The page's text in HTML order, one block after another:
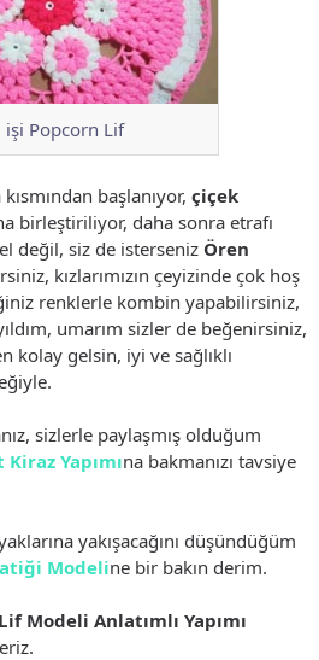
işi Popcorn Lif
başlanıyor, çiçek
birleştiriliyor, daha sonra etrafı
değil, siz de isterseniz Ören
kızlarımızın çeyizinde çok hoş
renklerle kombin yapabilirsiniz,
umarım sizler de beğenirsiniz,
kolay gelsin, iyi ve sağlıklı
sizlerle paylaşmış olduğum
Yapımına bakmanızı tavsiye
yakışacağını düşündüğüm
Modeline bir bakın derim.
Modeli Anlatımlı Yapımı